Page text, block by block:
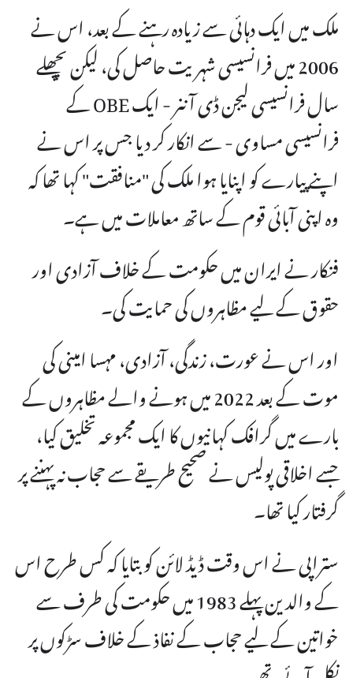
ملک میں ایک دہائی سے زیادہ رہنے کے بعد، اس نے
2006 میں فرانسیسی شہریت حاصل کی، لیکن پچھلے
سال فرانسیسی لیجن ڈی آننر - ایک OBE کے
فرانسیسی مساوی - سے انکار کر دیا جس پر اس نے
اپنے پیارے کو اپنایا ہوا ملک کی "منافقت" کہا تھا کہ
وہ اپنی آبائی قوم کے ساتھ معاملات میں ہے۔
فنکار نے ایران میں حکومت کے خلاف آزادی اور
حقوق کے لیے مظاہروں کی حمایت کی۔
اور اس نے عورت، زندگی، آزادی، مہسا امینی کی
موت کے بعد 2022 میں ہونے والے مظاہروں کے
بارے میں گرافک کہانیوں کا ایک مجموعہ تخلیق کیا،
جسے اخلاقی پولیس نے صحیح طریقے سے حجاب نہ پہننے پر
گرفتار کیا تھا۔
ستراپی نے اس وقت ڈیڈ لائن کو بتایا کہ کس طرح اس
کے والدین پہلے 1983 میں حکومت کی طرف سے
خواتین کے لیے حجاب کے نفاذ کے خلاف سڑکوں پر